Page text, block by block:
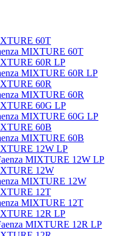
MIXTURE 60T
MIXTURE 60R LP
MIXTURE 60R
MIXTURE 60G LP
MIXTURE 60B
MIXTURE 12W LP
MIXTURE 12W
MIXTURE 12T
MIXTURE 12R LP